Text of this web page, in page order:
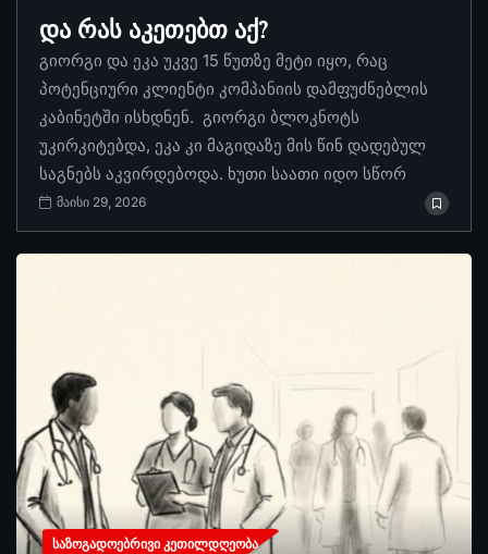
და რას აკეთებთ აქ?
გიორგი და ეკა უკვე 15 წუთზე მეტი იყო, რაც
პოტენციური კლიენტი კომპანიის დამფუძნებლის
კაბინეტში ისხდნენ. გიორგი ბლოკნოტს
უკირკიტებდა, ეკა კი მაგიდაზე მის წინ დადებულ
საგნებს აკვირდებოდა. ხუთი საათი იდო სწორ
მაისი 29, 2026
ᲡᲐᲖᲝᲒᲐᲓᲝᲔᲑᲠᲘᲕᲘ ᲙᲔᲗᲘᲚᲓᲦᲔᲝᲑᲐ